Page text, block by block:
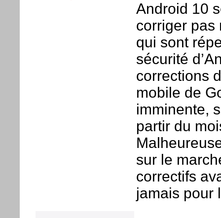
Android 10
corriger pas
qui sont
sécurité
corrections
mobile de
imminente,
partir du
sur le
correctifs
jamais pour